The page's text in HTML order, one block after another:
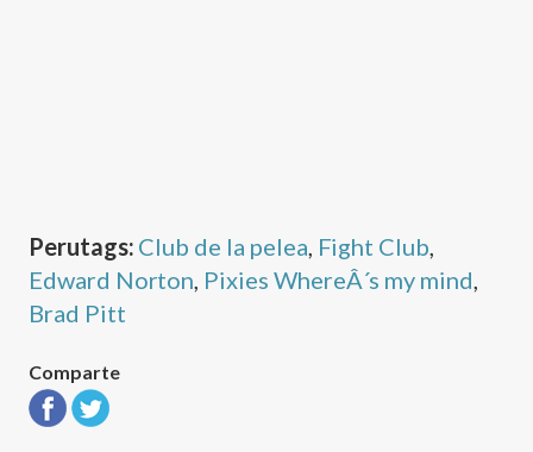
Perutags: Club de la pelea Fight Club
Edward Norton Pixies WhereÂ´s my mind
Brad Pitt
Comparte